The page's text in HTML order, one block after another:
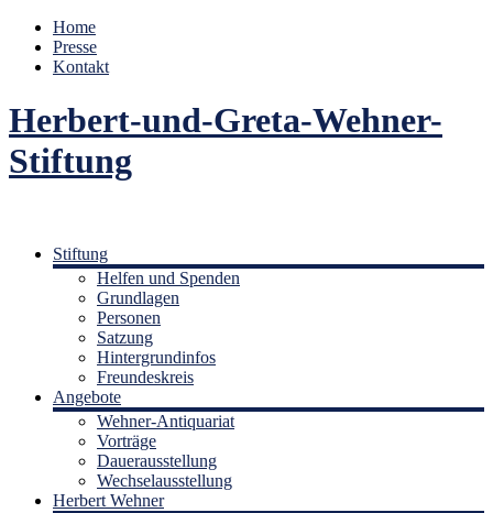
Home
Presse
Kontakt
Herbert-und-Greta-Wehner-
Stiftung
Stiftung
Helfen und Spenden
Grundlagen
Personen
Satzung
Hintergrundinfos
Freundeskreis
Angebote
Wehner-Antiquariat
Vorträge
Dauerausstellung
Wechselausstellung
Herbert Wehner